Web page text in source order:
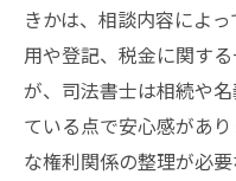
きかは、相談内容によ
用や登記、税金に関す
が、司法書士は相続や
ている点で安心感があ
な権利関係の整理が必